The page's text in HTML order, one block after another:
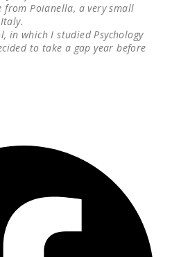
from Poianella, a very small
in which I studied Psychology
to take a gap year before